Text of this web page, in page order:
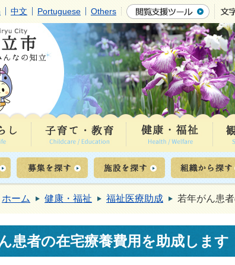
中文 Portuguese Others
ホーム 健康・福祉 福祉医療助成 若年がん患
患者の在宅療養費用を助成します